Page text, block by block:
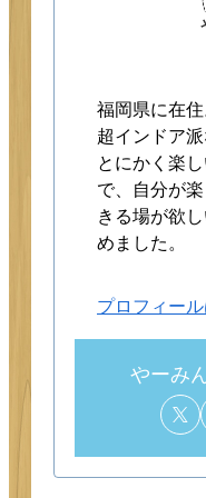
福岡県に在住
超インドア派
とにかく楽
で、自分が
きる場が欲
めました。
プロフィー
やーみ